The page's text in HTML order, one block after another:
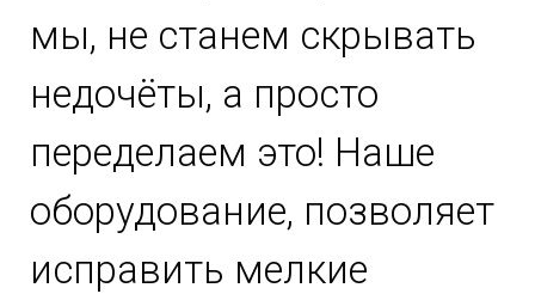
мы, не станем скрывать
недочёты, а просто
переделаем это! Наше
оборудование, позволяет
исправить мелкие